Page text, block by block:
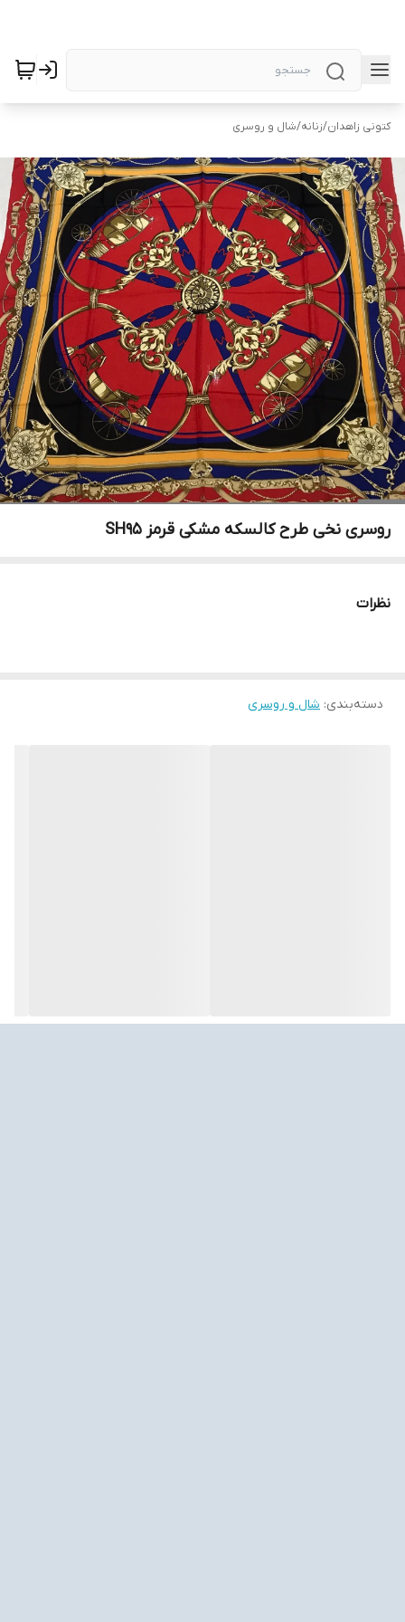
کتونی زاهدان/زنانه/شال و روسری
روسری نخی طرح کالسکه مشکی قرمز SH95
نظرات
دسته‌بندی: شال و روسری